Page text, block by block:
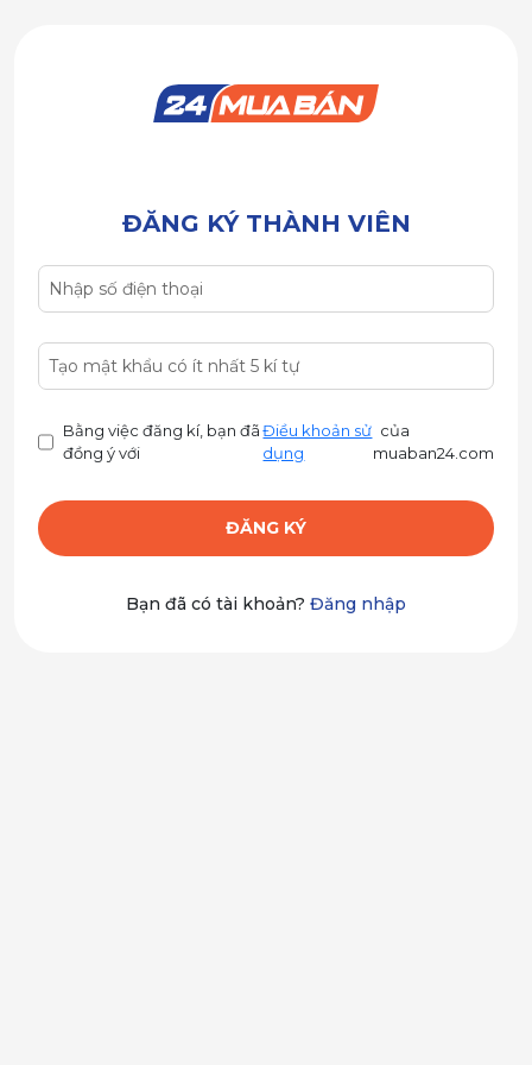
ĐĂNG KÝ THÀNH VIÊN
Bằng việc đăng kí, bạn đã
đồng ý với
Điều khoản sử
dụng
của
muaban24.com
ĐĂNG KÝ
Bạn đã có tài khoản? Đăng nhập